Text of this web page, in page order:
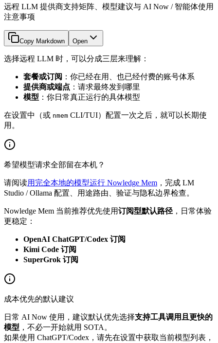
远程 LLM 提供商支持矩阵、模型建议与 AI Now / 智能体使用
注意事项
Copy Markdown Open
选择远程 LLM 时，可以分成三层来理解：
套餐或订阅 ：你已经在用、也已经付费的账号体系
提供商或端点 ：请求最终发到哪里
模型 ：你日常真正运行的具体模型
在设置中（或 nmem CLI/TUI）配置一次之后，就可以长期使
用。
希望模型请求全部留在本机？
请阅读用完全本地的模型运行 Nowledge Mem ，完成 LM
Studio / Ollama 配置、用途路由、验证与隐私边界检查。
Nowledge Mem 当前推荐优先使用订阅型默认路径，日常体验
更稳定：
OpenAI ChatGPT/Codex 订阅
Kimi Code 订阅
SuperGrok 订阅
成本优先的默认建议
日常 AI Now 使用，建议默认优先选择支持工具调用且更快的
模型 ，不必一开始就用 SOTA。
如果使用 ChatGPT/Codex，请先在设置中获取当前模型列表，